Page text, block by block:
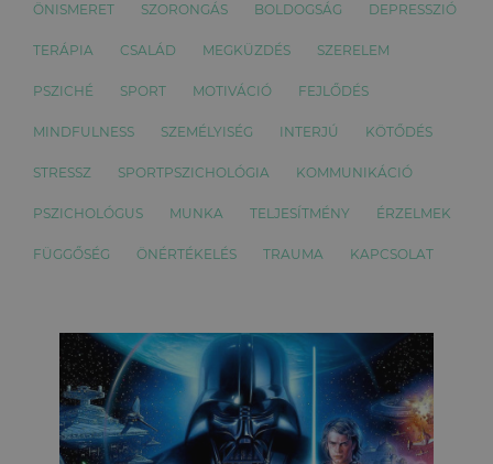
ÖNISMERET SZORONGÁS BOLDOGSÁG DEPRESSZIÓ
TERÁPIA CSALÁD MEGKÜZDÉS SZERELEM
PSZICHÉ SPORT MOTIVÁCIÓ FEJLŐDÉS
MINDFULNESS SZEMÉLYISÉG INTERJÚ KÖTŐDÉS
STRESSZ SPORTPSZICHOLÓGIA KOMMUNIKÁCIÓ
PSZICHOLÓGUS MUNKA TELJESÍTMÉNY ÉRZELMEK
FÜGGŐSÉG ÖNÉRTÉKELÉS TRAUMA KAPCSOLAT